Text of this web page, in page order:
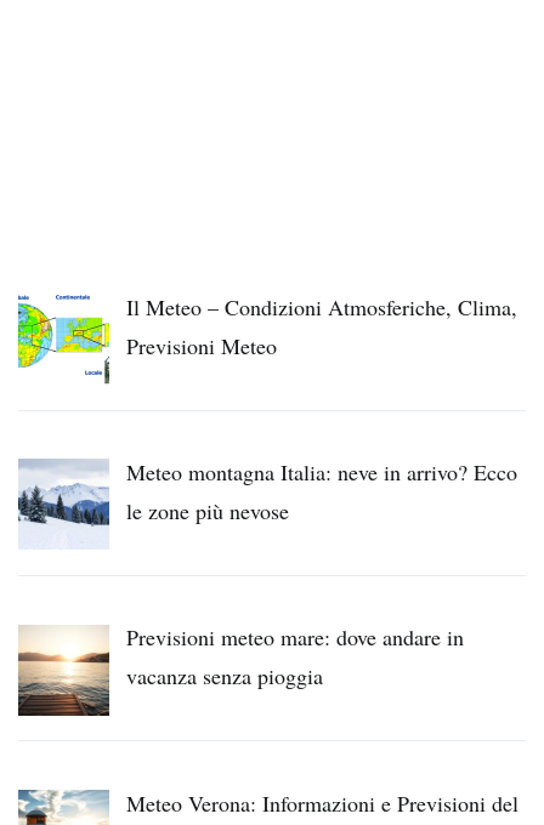
Il Meteo – Condizioni Atmosferiche, Clima,
Previsioni Meteo
Meteo montagna Italia: neve in arrivo? Ecco
le zone più nevose
Previsioni meteo mare: dove andare in
vacanza senza pioggia
Meteo Verona: Informazioni e Previsioni del